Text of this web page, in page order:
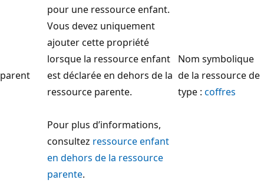
parent
pour une ressource enfant.
Vous devez uniquement
ajouter cette propriété
lorsque la ressource enfant
est déclarée en dehors de la
ressource parente.
Pour plus d’informations,
consultez ressource enfant
en dehors de la ressource
parente.
Nom symbolique
de la ressource de
type : coffres